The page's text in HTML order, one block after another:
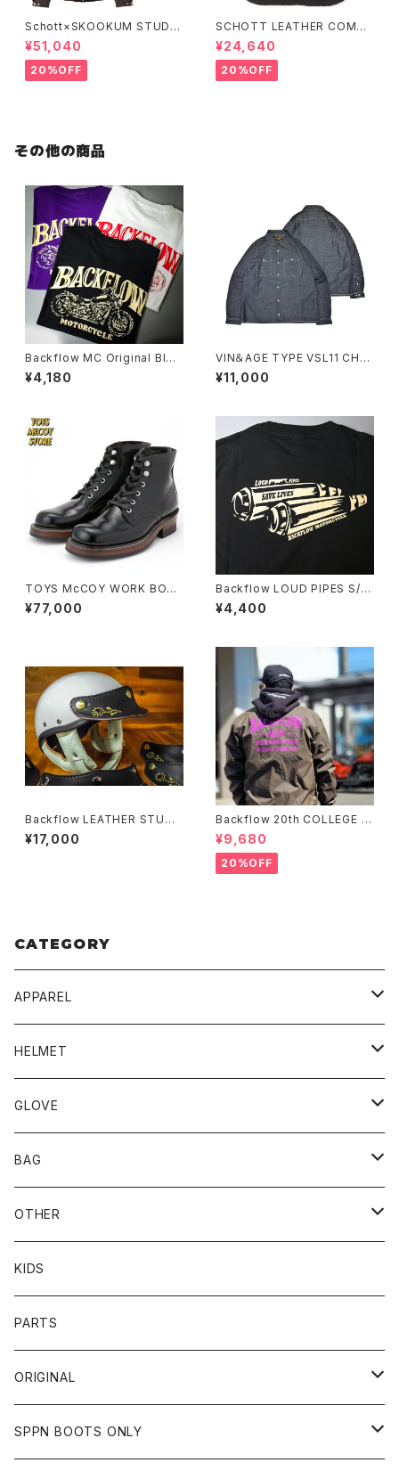
Schott×SKOOKUM STUDIU
M JACKET FINEST QUALIT
Y
¥51,040
20%OFF
SCHOTT LEATHER COMBI
DOWN VEST
¥24,640
20%OFF
その他の商品
Backflow MC Original BIKE
LOGO S/S TEE
¥4,180
VIN＆AGE TYPE VSL11 CHA
MBRAY SHIRT
¥11,000
TOYS McCOY WORK BOO
TS "SAXON" GLASS LEATH
ER
¥77,000
Backflow LOUD PIPES S/S
T-SHIRT
¥4,400
Backflow LEATHER STUDS
VISOR
¥17,000
Backflow 20th COLLEGE C
OACH JACKET
¥9,680
20%OFF
CATEGORY
APPAREL
BLUCO
TOPS
BOTTOMS
UNCROWD
SHADE
TOPS
CYCLE ZOMBIES
TOPS
CAP
SCHOTT
OTHER
SHIRTS
VANSON
OTHER
SHIRTS
TOYS McCOY
OTHER
TOPS
VIN&AGE
WEAR
HARLEY DAVIDSON
HELMET
BUCO
SHOEI
DIN MARKET
72JAM
リード工業
GLOVE
MECHANIX WEAR
JRP
CHURCHILL
NAPA
DIN MARKET
BAG
DEGNER
ROUGH TAIL
DIN MARKET
STREAM TRAIL
BAG
OTHER
LEUS
HTC
SLOW WEAR LION
STANCE
KIDS
PARTS
ORIGINAL
TOPS
SPPN BOOTS ONLY